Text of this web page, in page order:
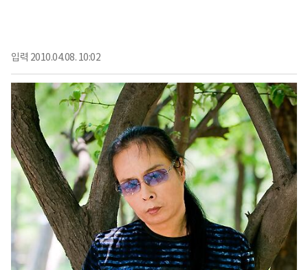
입력 2010.04.08. 10:02